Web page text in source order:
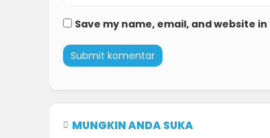
Save my name, email, and website
MUNGKIN ANDA SUKA